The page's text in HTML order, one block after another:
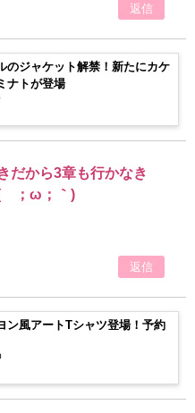
返信
のジャケット解禁！新たにカケ
ナトが登場
だから3章も行かなき
；ω；｀)
返信
ン風アートTシャツ登場！予約